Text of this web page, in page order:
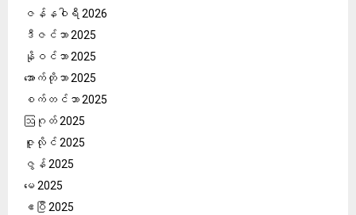
ဇန်နဝါရီ 2026
ဒီဇင်ဘာ 2025
နိုဝင်ဘာ 2025
အောက်တိုဘာ 2025
စက်တင်ဘာ 2025
ဩဂုတ် 2025
ဇူလိုင် 2025
ဇွန် 2025
မေ 2025
ဧပြီ 2025